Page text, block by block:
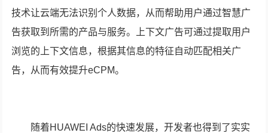
技术让云端无法识别个人数据，从而帮助用户通过智慧广
告获取到所需的产品与服务。上下文广告可通过提取用户
浏览的上下文信息，根据其信息的特征自动匹配相关广
告，从而有效提升eCPM。
随着HUAWEI Ads的快速发展，开发者也得到了实实